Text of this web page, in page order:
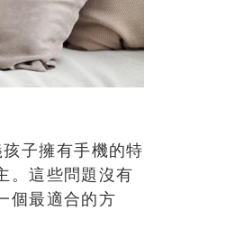
子擁有手機的特
。這些問題沒有
個最適合的方